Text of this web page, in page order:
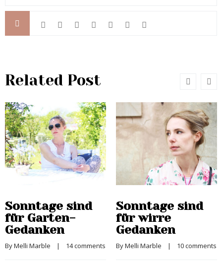
Related Post
Sonntage sind
für Garten-
Gedanken
By Melli Marble
    |
14 comments
Sonntage sind
für wirre
Gedanken
By Melli Marble
    |
10 comments